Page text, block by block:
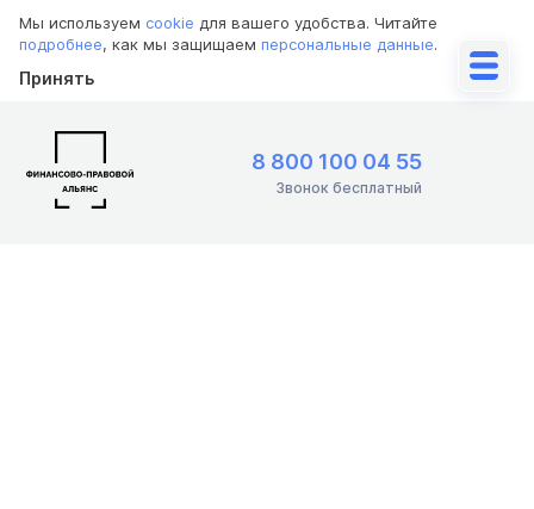
Мы используем cookie для вашего удобства. Читайте
подробнее, как мы защищаем персональные данные.
Принять
8 800 100 04 55
Звонок бесплатный